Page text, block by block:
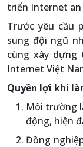
triển Internet
Trước yêu cầu
sung đội ngũ
cùng xây dựng
Internet Việt
Quyền lợi khi
Môi trường
động, hiện
Đồng